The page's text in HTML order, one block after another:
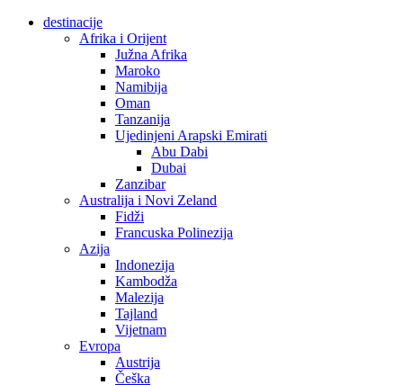
destinacije
Afrika i Orijent
Južna Afrika
Maroko
Namibija
Oman
Tanzanija
Ujedinjeni Arapski Emirati
Abu Dabi
Dubai
Zanzibar
Australija i Novi Zeland
Fidži
Francuska Polinezija
Azija
Indonezija
Kambodža
Malezija
Tajland
Vijetnam
Evropa
Austrija
Češka